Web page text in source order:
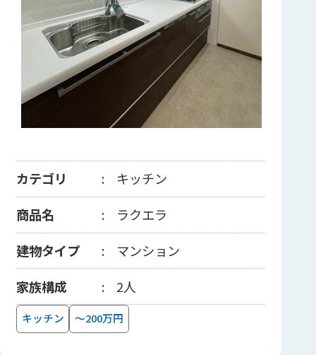
カテゴリ
キッチン
商品名
ラクエラ
建物タイプ
マンション
家族構成
2人
キッチン ～200万円